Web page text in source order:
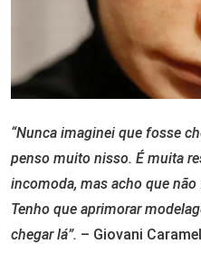
“Nunca imaginei que fosse
penso muito nisso. É muita
incomoda, mas acho que
Tenho que aprimorar
chegar lá”. – Giovani